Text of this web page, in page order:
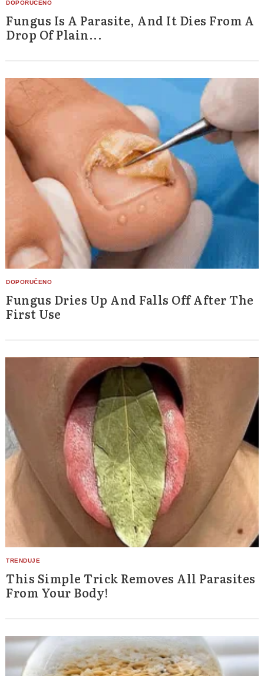
Fungus Is A Parasite, And It Dies From A
Drop Of Plain...
Fungus Dries Up And Falls Off After The
First Use
This Simple Trick Removes All Parasites
From Your Body!